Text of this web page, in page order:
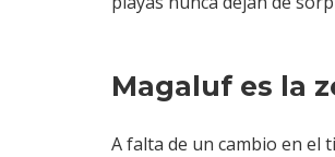
Magaluf es la
A falta de un cambio en el